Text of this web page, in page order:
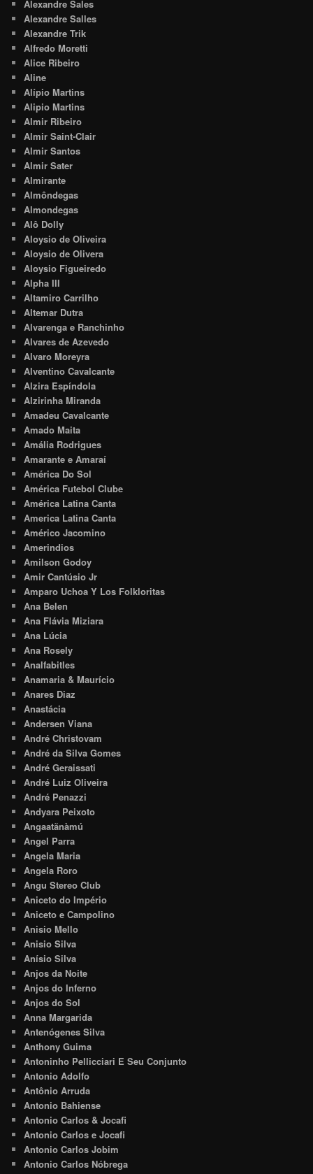
Alexandre Sales
Alexandre Salles
Alexandre Trik
Alfredo Moretti
Alice Ribeiro
Aline
Alípio Martins
Alipio Martins
Almir Ribeiro
Almir Saint-Clair
Almir Santos
Almir Sater
Almirante
Almôndegas
Almondegas
Alô Dolly
Aloysio de Oliveira
Aloysio de Olivera
Aloysio Figueiredo
Alpha III
Altamiro Carrilho
Altemar Dutra
Alvarenga e Ranchinho
Alvares de Azevedo
Alvaro Moreyra
Alventino Cavalcante
Alzira Espíndola
Alzirinha Miranda
Amadeu Cavalcante
Amado Maita
Amália Rodrigues
Amarante e Amaraí
América Do Sol
América Futebol Clube
América Latina Canta
America Latina Canta
Américo Jacomino
Amerindios
Amilson Godoy
Amir Cantúsio Jr
Amparo Uchoa Y Los Folkloritas
Ana Belen
Ana Flávia Miziara
Ana Lúcia
Ana Rosely
Analfabitles
Anamaria & Maurício
Anares Diaz
Anastácia
Andersen Viana
André Christovam
André da Silva Gomes
André Geraissati
André Luiz Oliveira
André Penazzi
Andyara Peixoto
Angaatãnàmú
Angel Parra
Angela Maria
Angela Roro
Angu Stereo Club
Aniceto do Império
Aniceto e Campolino
Anisio Mello
Anisio Silva
Anísio Silva
Anjos da Noite
Anjos do Inferno
Anjos do Sol
Anna Margarida
Antenógenes Silva
Anthony Guima
Antoninho Pellicciari E Seu Conjunto
Antonio Adolfo
Antônio Arruda
Antonio Bahiense
Antonio Carlos & Jocafi
Antonio Carlos e Jocafi
Antonio Carlos Jobim
Antonio Carlos Nóbrega